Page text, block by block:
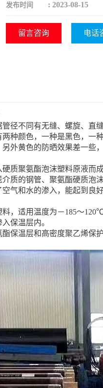
发布时间 : 2023-08-15
留言咨询 电话
径不同有无缝、螺旋、直
种颜色，一种是黑色，一种
外黄色的防晒效果差一些，
质聚氨酯泡沫塑料原液而
质的钢管、聚氨酯硬质泡
气和水的渗入，能起到良好
，适用温度为－185～
保温层内。
保温层和高密度聚乙烯保护